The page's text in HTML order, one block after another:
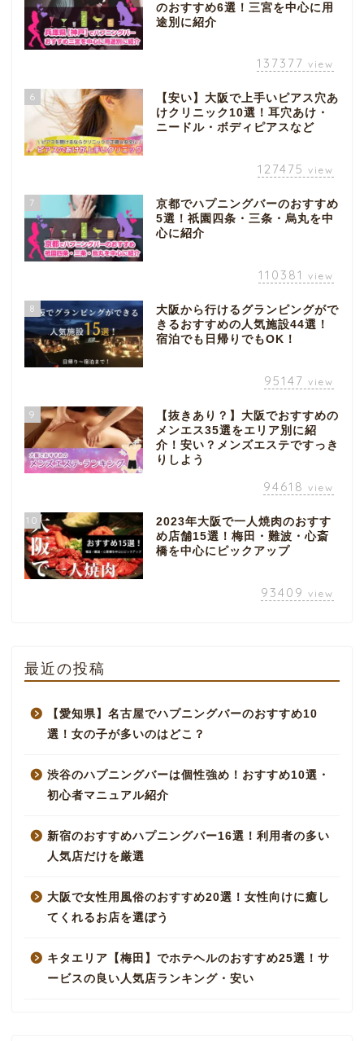
のおすすめ6選！三宮を中心に用
途別に紹介
137377 view
6
【安い】大阪で上手いピアス穴あ
けクリニック10選！耳穴あけ・
ニードル・ボディピアスなど
127475 view
7
京都でハプニングバーのおすすめ
5選！祇園四条・三条・烏丸を中
心に紹介
110381 view
8
大阪から行けるグランピングがで
きるおすすめの人気施設44選！
宿泊でも日帰りでもOK！
95147 view
9
【抜きあり？】大阪でおすすめの
メンエス35選をエリア別に紹
介！安い？メンズエステですっき
りしよう
94618 view
10
2023年大阪で一人焼肉のおすす
め店舗15選！梅田・難波・心斎
橋を中心にピックアップ
93409 view
最近の投稿
【愛知県】名古屋でハプニングバーのおすすめ10
選！女の子が多いのはどこ？
渋谷のハプニングバーは個性強め！おすすめ10選・
初心者マニュアル紹介
新宿のおすすめハプニングバー16選！利用者の多い
人気店だけを厳選
大阪で女性用風俗のおすすめ20選！女性向けに癒し
てくれるお店を選ぼう
キタエリア【梅田】でホテヘルのおすすめ25選！サ
ービスの良い人気店ランキング・安い